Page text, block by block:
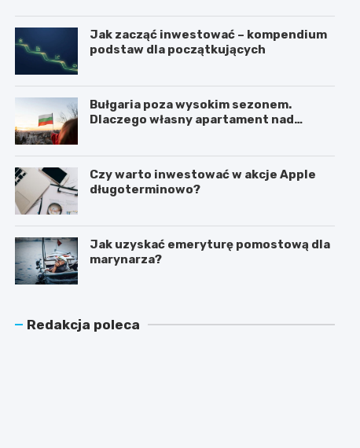
Jak zacząć inwestować – kompendium
podstaw dla początkujących
Bułgaria poza wysokim sezonem.
Dlaczego własny apartament nad
Czy warto inwestować w akcje Apple
długoterminowo?
Jak uzyskać emeryturę pomostową dla
marynarza?
Redakcja poleca